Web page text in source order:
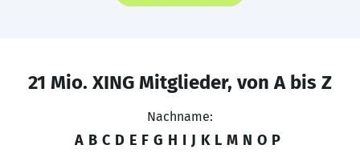
21 Mio. XING Mitglieder, von A bis Z
Nachname:
A B C D E F G H I J K L M N O P